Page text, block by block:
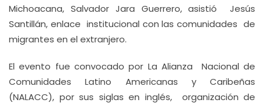
Michoacana, Salvador Jara Guerrero, asistió Jesús
Santillán, enlace institucional con las comunidades de
migrantes en el extranjero.
El evento fue convocado por La Alianza Nacional de
Comunidades Latino Americanas y Caribeñas
(NALACC), por sus siglas en inglés, organización de